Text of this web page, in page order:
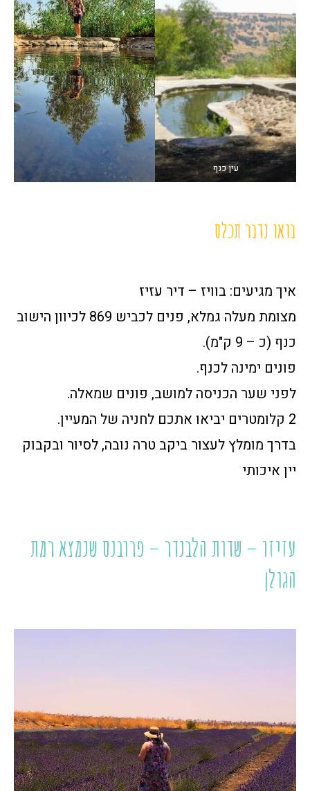
עין כנף
בואו נדבר תכלס
איך מגיעים: בוויז – דיר עזיז
מצומת מעלה גמלא, פנים לכביש 869 לכיוון הישוב
כנף (כ – 9 ק"מ).
פונים ימינה לכנף.
לפני שער הכניסה למושב, פונים שמאלה.
2 קלומטרים יביאו אתכם לחניה של המעיין.
בדרך מומלץ לעצור ביקב טרה נובה, לסיור ובקבוק
יין איכותי
עזיזו – שדות הלבנדר – פרובנס שנמצא רמת
הגולן